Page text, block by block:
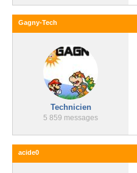
Gagny-Tech
Technicien
5 859 messages
acide0